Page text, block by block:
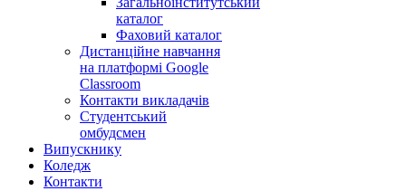
каталог
Фаховий каталог
Дистанційне навчання
на платформі Google
Classroom
Контакти викладачів
Студентський
омбудсмен
Випускнику
Коледж
Контакти